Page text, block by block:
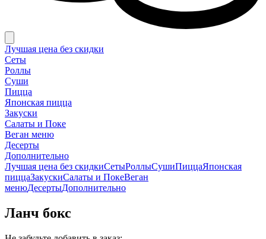
Лучшая цена без скидки
Сеты
Роллы
Суши
Пицца
Японская пицца
Закуски
Салаты и Поке
Веган меню
Десерты
Дополнительно
Лучшая цена без скидкиСетыРоллыСушиПиццаЯпонская
пиццаЗакускиСалаты и ПокеВеган
менюДесертыДополнительно
Ланч бокс